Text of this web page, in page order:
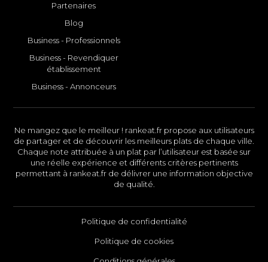
Partenaires
Blog
Business - Professionnels
Business - Revendiquer
établissement
Business - Annonceurs
Ne mangez que le meilleur ! rankeat.fr propose aux utilisateurs
de partager et de découvrir les meilleurs plats de chaque ville.
Chaque note attribuée à un plat par l’utilisateur est basée sur
une réelle expérience et différents critères pertinents
permettant à rankeat.fr de délivrer une information objective
de qualité.
Politique de confidentialité
Politique de cookies